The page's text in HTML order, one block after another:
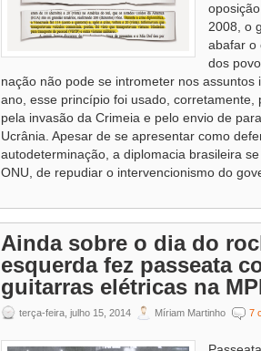
2008, o
abafar o
dos
nação não pode se intrometer nos assuntos
ano, esse princípio foi usado, corretamente,
pela invasão da Crimeia e pelo envio de
Ucrânia. Apesar de se apresentar como
autodeterminação, a diplomacia brasileira
ONU, de repudiar o intervencionismo do
Ainda sobre o dia do
esquerda fez passeata
guitarras elétricas na
terça-feira, julho 15, 2014 Míriam Martinho 7